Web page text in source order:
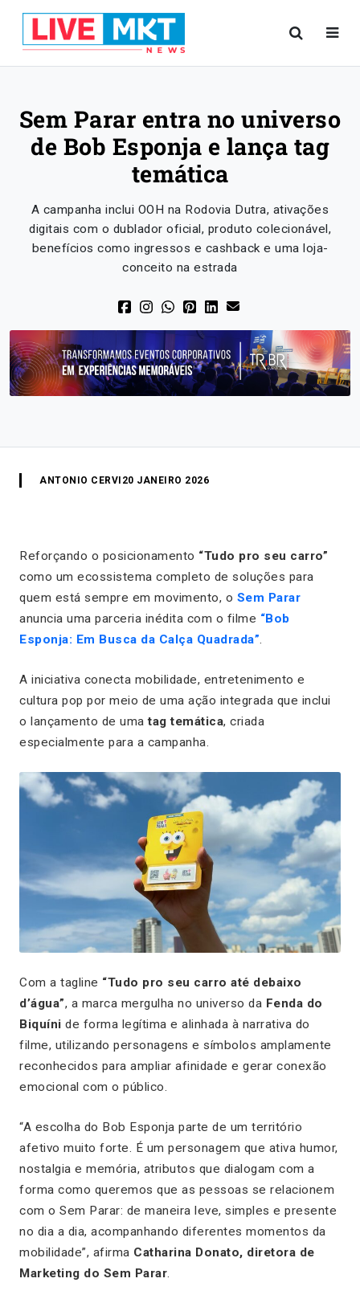
Sem Parar entra no universo
de Bob Esponja e lança tag
temática
A campanha inclui OOH na Rodovia Dutra, ativações
digitais com o dublador oficial, produto colecionável,
benefícios como ingressos e cashback e uma loja-
conceito na estrada
ANTONIO CERVI 20 JANEIRO 2026
Reforçando o posicionamento “Tudo pro seu carro”
como um ecossistema completo de soluções para
quem está sempre em movimento, o Sem Parar
anuncia uma parceria inédita com o filme “Bob
Esponja: Em Busca da Calça Quadrada”.
A iniciativa conecta mobilidade, entretenimento e
cultura pop por meio de uma ação integrada que inclui
o lançamento de umatag temática, criada
especialmente para a campanha.
Com a tagline “Tudo pro seu carro até debaixo
d’água”, a marca mergulha no universo da Fenda do
Biquíni de forma legítima e alinhada à narrativa do
filme, utilizando personagens e símbolos amplamente
reconhecidos para ampliar afinidade e gerar conexão
emocional com o público.
“A escolha do Bob Esponja parte de um território
afetivo muito forte. É um personagem que ativa humor,
nostalgia e memória, atributos que dialogam com a
forma como queremos que as pessoas se relacionem
com o Sem Parar: de maneira leve, simples e presente
no dia a dia, acompanhando diferentes momentos da
mobilidade”, afirma Catharina Donato, diretora de
Marketing do Sem Parar.